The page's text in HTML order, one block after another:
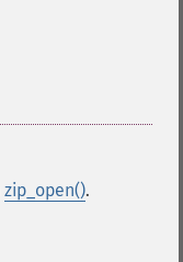
zip_open().